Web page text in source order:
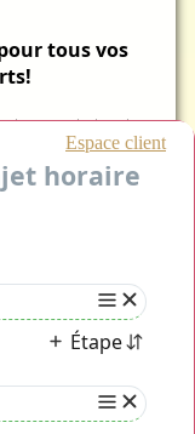
tous vos
sans conteste notre
le retrouver en page
votre course avant
que la majorité
après la
Gare de
directement et
Taxi Moto Gare de
ainsi qu'un mail de